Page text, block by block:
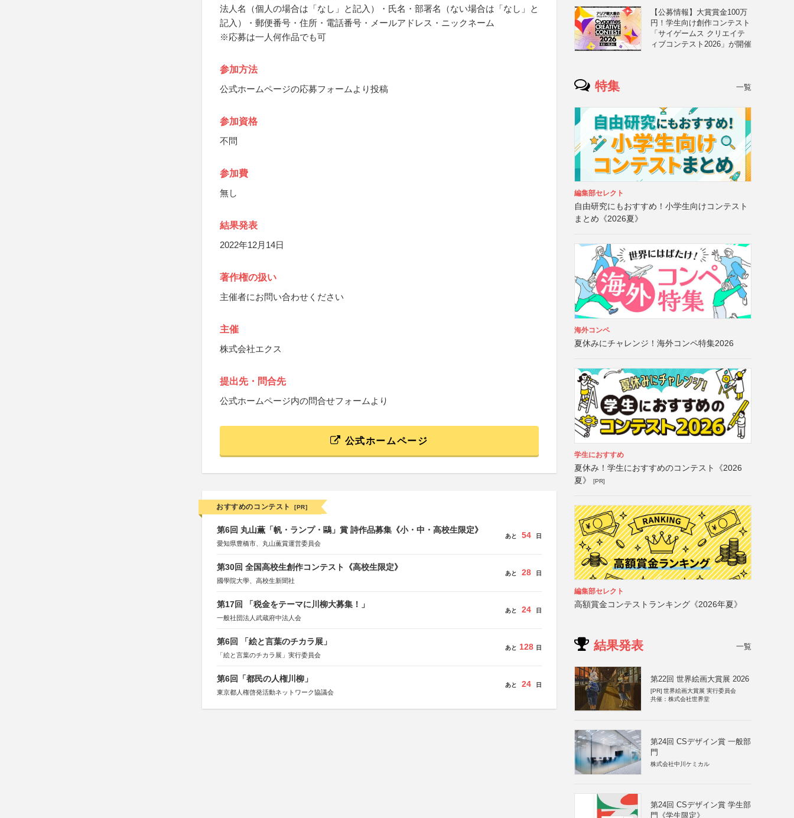
法人名（個人の場合は「なし」と記入）・氏名・部署名（ない場合は「なし」と
記入）・郵便番号・住所・電話番号・メールアドレス・ニックネーム
※応募は一人何作品でも可
参加方法
公式ホームページの応募フォームより投稿
参加資格
不問
参加費
無し
結果発表
2022年12月14日
著作権の扱い
主催者にお問い合わせください
主催
株式会社エクス
提出先・問合先
公式ホームページ内の問合せフォームより
公式ホームページ
おすすめのコンテスト [PR]
第6回 丸山薫「帆・ランプ・鷗」賞 詩作品募集《小・中・高校生限定》
愛知県豊橋市、丸山薫賞運営委員会
あと 54 日
第30回 全国高校生創作コンテスト《高校生限定》
國學院大學、高校生新聞社
あと 28 日
第17回 「税金をテーマに川柳大募集！」
一般社団法人武蔵府中法人会
あと 24 日
第6回 「絵と言葉のチカラ展」
「絵と言葉のチカラ展」実行委員会
あと 128 日
第6回「都民の人権川柳」
東京都人権啓発活動ネットワーク協議会
あと 24 日
【公募情報】大賞賞金100万
円！学生向け創作コンテスト
「サイゲームス クリエイテ
ィブコンテスト2026」が開催
特集 一覧
編集部セレクト
自由研究にもおすすめ！小学生向けコンテスト
まとめ《2026夏》
海外コンペ
夏休みにチャレンジ！海外コンペ特集2026
学生におすすめ
夏休み！学生におすすめのコンテスト《2026
夏》
[PR]
編集部セレクト
高額賞金コンテストランキング《2026年夏》
結果発表 一覧
第22回 世界絵画大賞展 2026
[PR] 世界絵画大賞展 実行委員会
共催：株式会社世界堂
第24回 CSデザイン賞 一般部
門
株式会社中川ケミカル
第24回 CSデザイン賞 学生部
門《学生限定》